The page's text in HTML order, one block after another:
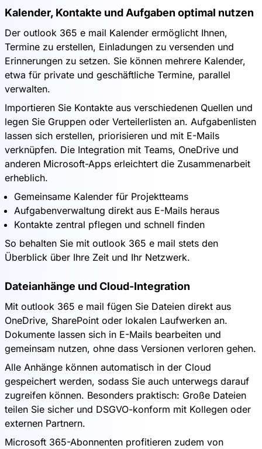
Kalender, Kontakte und Aufgaben optimal nutzen
Der outlook 365 e mail Kalender ermöglicht Ihnen,
Termine zu erstellen, Einladungen zu versenden und
Erinnerungen zu setzen. Sie können mehrere Kalender,
etwa für private und geschäftliche Termine, parallel
verwalten.
Importieren Sie Kontakte aus verschiedenen Quellen und
legen Sie Gruppen oder Verteilerlisten an. Aufgabenlisten
lassen sich erstellen, priorisieren und mit E-Mails
verknüpfen. Die Integration mit Teams, OneDrive und
anderen Microsoft-Apps erleichtert die Zusammenarbeit
erheblich.
Gemeinsame Kalender für Projektteams
Aufgabenverwaltung direkt aus E-Mails heraus
Kontakte zentral pflegen und schnell finden
So behalten Sie mit outlook 365 e mail stets den
Überblick über Ihre Zeit und Ihr Netzwerk.
Dateianhänge und Cloud-Integration
Mit outlook 365 e mail fügen Sie Dateien direkt aus
OneDrive, SharePoint oder lokalen Laufwerken an.
Dokumente lassen sich in E-Mails bearbeiten und
gemeinsam nutzen, ohne dass Versionen verloren gehen.
Alle Anhänge können automatisch in der Cloud
gespeichert werden, sodass Sie auch unterwegs darauf
zugreifen können. Besonders praktisch: Große Dateien
teilen Sie sicher und DSGVO-konform mit Kollegen oder
externen Partnern.
Microsoft 365-Abonnenten profitieren zudem von